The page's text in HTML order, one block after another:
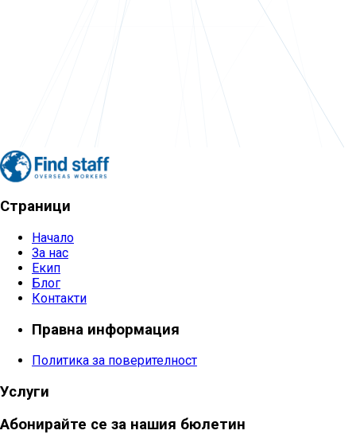
Страници
Начало
За нас
Екип
Блог
Контакти
Правна информация
Политика за поверителност
Услуги
Абонирайте се за нашия бюлетин